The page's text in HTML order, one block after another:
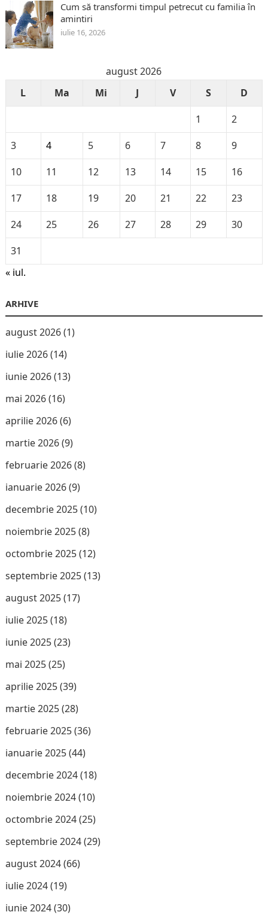
Cum să transformi timpul petrecut cu familia în
amintiri
iulie 16, 2026
august 2026
L
Ma Mi J V S
D
1
2
3
4 5 6 7 8
9
10
11 12 13 14 15
16
17
18 19 20 21 22
23
24
25 26 27 28 29
30
31
« iul.
ARHIVE
august 2026(1)
iulie 2026(14)
iunie 2026(13)
mai 2026(16)
aprilie 2026(6)
martie 2026(9)
februarie 2026(8)
ianuarie 2026(9)
decembrie 2025(10)
noiembrie 2025(8)
octombrie 2025(12)
septembrie 2025(13)
august 2025(17)
iulie 2025(18)
iunie 2025(23)
mai 2025(25)
aprilie 2025(39)
martie 2025(28)
februarie 2025(36)
ianuarie 2025(44)
decembrie 2024(18)
noiembrie 2024(10)
octombrie 2024(25)
septembrie 2024(29)
august 2024(66)
iulie 2024(19)
iunie 2024(30)